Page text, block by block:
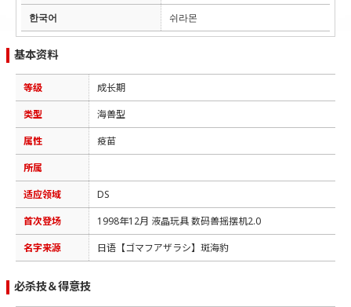
한국어
쉬라몬
基本资料
等级
成长期
类型
海兽型
属性
疫苗
所属
适应领域
DS
首次登场
1998年12月 液晶玩具 数码兽摇摆机2.0
名字来源
日语【ゴマフアザラシ】斑海豹
必杀技＆得意技